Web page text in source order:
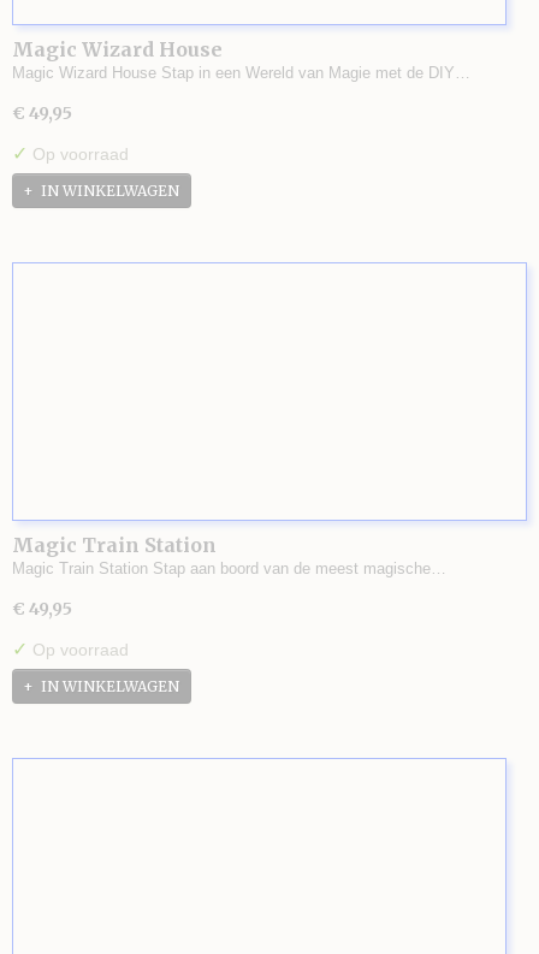
Magic Wizard House
Magic Wizard House Stap in een Wereld van Magie met de DIY…
€ 49,95
✓ Op voorraad
IN WINKELWAGEN
Magic Train Station
Magic Train Station Stap aan boord van de meest magische…
€ 49,95
✓ Op voorraad
IN WINKELWAGEN